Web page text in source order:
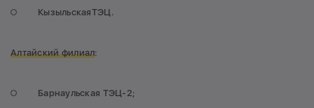
КызыльскаяТЭЦ.
Алтайский филиал:
Барнаульская ТЭЦ-2;